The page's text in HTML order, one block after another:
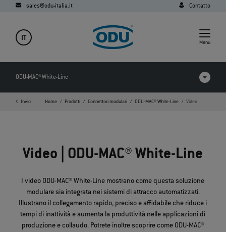
sales@odu-italia.it Contatto
IT
Menu
ODU-MAC® White-Line
Prodotti a confronto
Download
Invio Home Prodotti Connettori modulari ODU-MAC® White-Line Video
Video | ODU-MAC® White-Line
I video ODU-MAC® White-Line mostrano come questa soluzione
modulare sia integrata nei sistemi di attracco automatizzati.
Illustrano il collegamento rapido, preciso e affidabile che riduce i
tempi di inattività e aumenta la produttività nelle applicazioni di
produzione e collaudo. Potrete inoltre scoprire come ODU-MAC®